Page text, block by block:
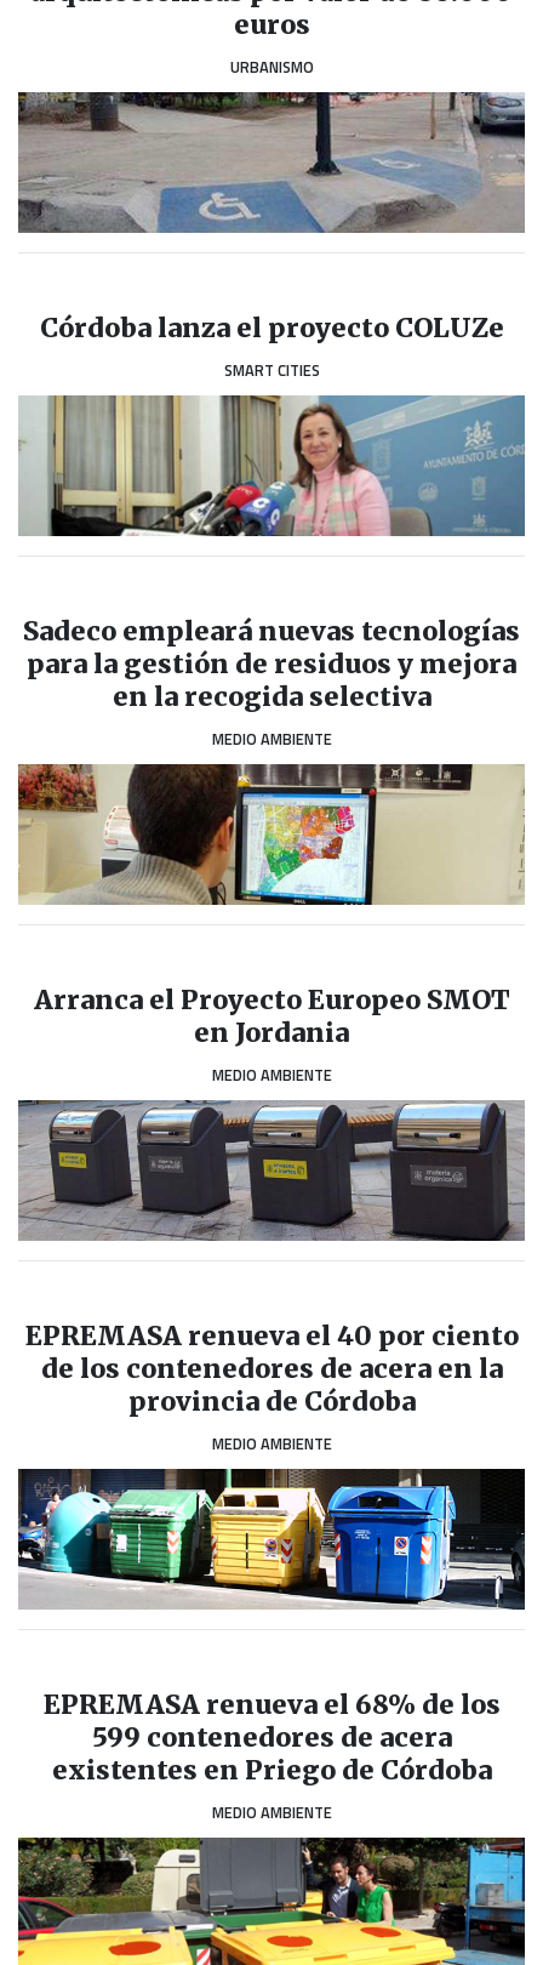
euros
URBANISMO
Córdoba lanza el proyecto COLUZe
SMART CITIES
Sadeco empleará nuevas tecnologías
para la gestión de residuos y mejora
en la recogida selectiva
MEDIO AMBIENTE
Arranca el Proyecto Europeo SMOT
en Jordania
MEDIO AMBIENTE
EPREMASA renueva el 40 por ciento
de los contenedores de acera en la
provincia de Córdoba
MEDIO AMBIENTE
EPREMASA renueva el 68% de los
599 contenedores de acera
existentes en Priego de Córdoba
MEDIO AMBIENTE